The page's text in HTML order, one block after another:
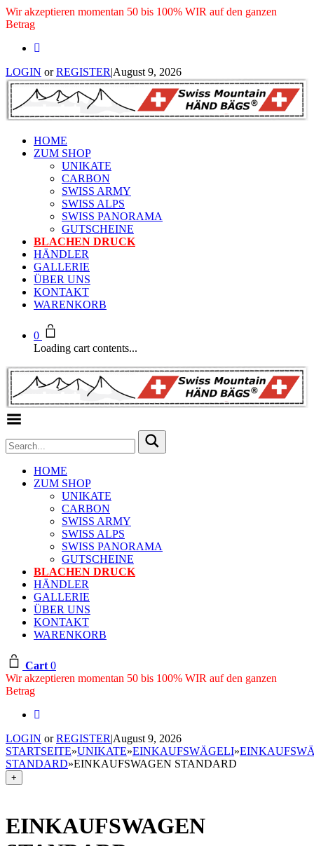
Wir akzeptieren momentan 50 bis 100% WIR auf den ganzen
Betrag
LOGIN orREGISTER|August 9, 2026
HOME
ZUM SHOP
UNIKATE
CARBON
SWISS ARMY
SWISS ALPS
SWISS PANORAMA
GUTSCHEINE
BLACHEN DRUCK
HÄNDLER
GALLERIE
ÜBER UNS
KONTAKT
WARENKORB
0
Loading cart contents...
HOME
ZUM SHOP
UNIKATE
CARBON
SWISS ARMY
SWISS ALPS
SWISS PANORAMA
GUTSCHEINE
BLACHEN DRUCK
HÄNDLER
GALLERIE
ÜBER UNS
KONTAKT
WARENKORB
Cart 0
Wir akzeptieren momentan 50 bis 100% WIR auf den ganzen
Betrag
LOGIN orREGISTER|August 9, 2026
STARTSEITE»UNIKATE»EINKAUFSWÄGELI»
STANDARD»EINKAUFSWAGEN STANDARD
+
EINKAUFSWAGEN